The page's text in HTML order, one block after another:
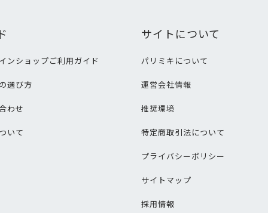
ンショップご利用ガイド
選び方
わせ
いて
サイトについて
パリミキについて
運営会社情報
推奨環境
特定商取引法について
プライバシーポリシー
サイトマップ
採用情報